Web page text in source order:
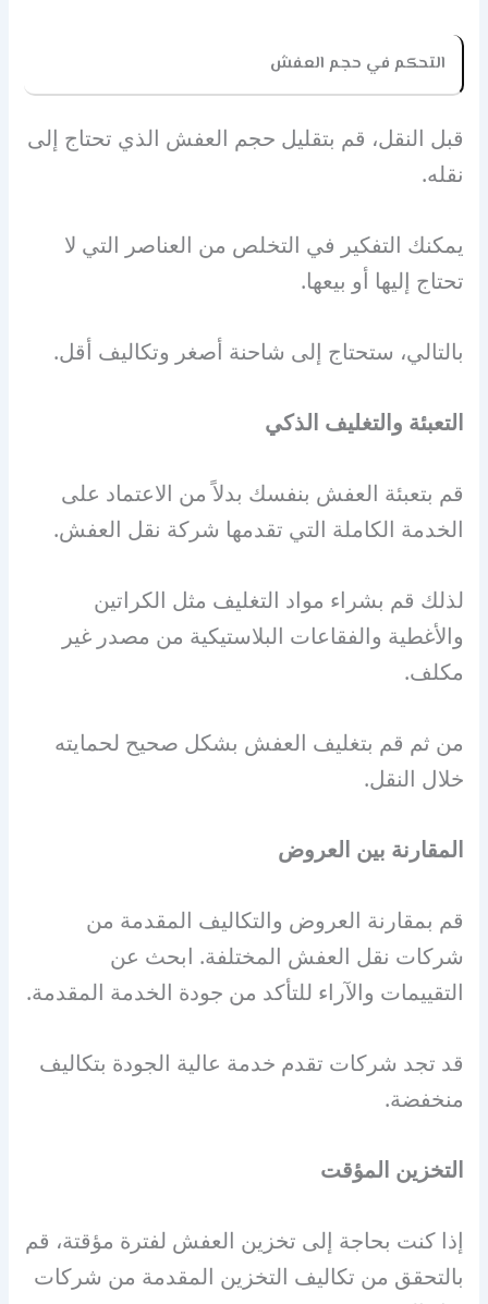
التحكم في حجم العفش
قبل النقل، قم بتقليل حجم العفش الذي تحتاج إلى
نقله.
يمكنك التفكير في التخلص من العناصر التي لا
تحتاج إليها أو بيعها.
بالتالي، ستحتاج إلى شاحنة أصغر وتكاليف أقل.
التعبئة والتغليف الذكي
قم بتعبئة العفش بنفسك بدلاً من الاعتماد على
الخدمة الكاملة التي تقدمها شركة نقل العفش.
لذلك قم بشراء مواد التغليف مثل الكراتين
والأغطية والفقاعات البلاستيكية من مصدر غير
مكلف.
من ثم قم بتغليف العفش بشكل صحيح لحمايته
خلال النقل.
المقارنة بين العروض
قم بمقارنة العروض والتكاليف المقدمة من
شركات نقل العفش المختلفة. ابحث عن
التقييمات والآراء للتأكد من جودة الخدمة المقدمة.
قد تجد شركات تقدم خدمة عالية الجودة بتكاليف
منخفضة.
التخزين المؤقت
إذا كنت بحاجة إلى تخزين العفش لفترة مؤقتة، قم
بالتحقق من تكاليف التخزين المقدمة من شركات